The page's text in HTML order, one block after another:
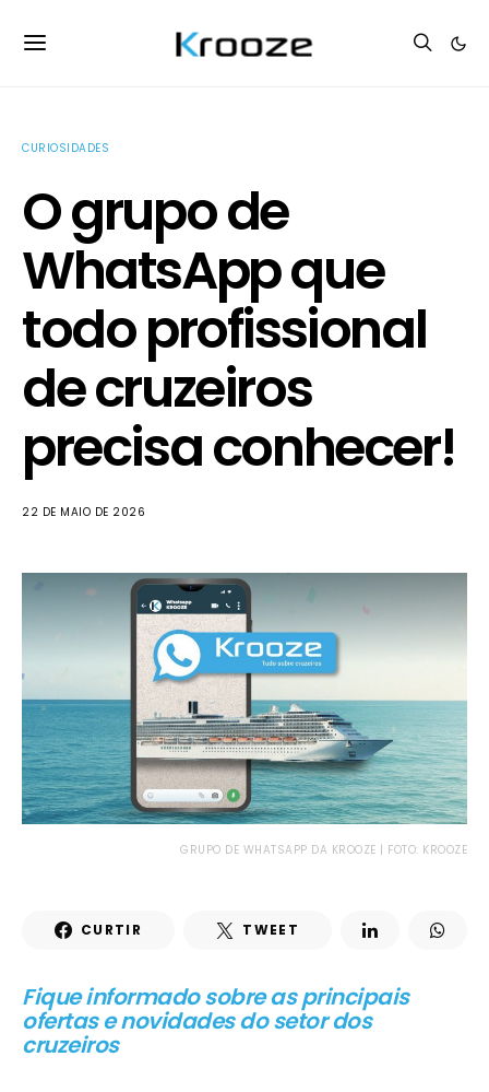
CURIOSIDADES
O grupo de
WhatsApp que
todo profissional
de cruzeiros
precisa conhecer!
22 DE MAIO DE 2026
GRUPO DE WHATSAPP DA KROOZE | FOTO: KROOZE
CURTIR TWEET
Fique informado sobre as principais
ofertas e novidades do setor dos
cruzeiros